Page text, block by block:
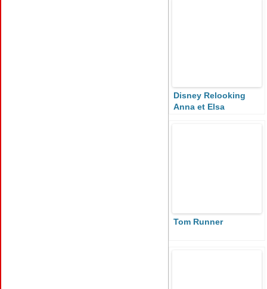
Disney Relooking
Anna et Elsa
Tom Runner